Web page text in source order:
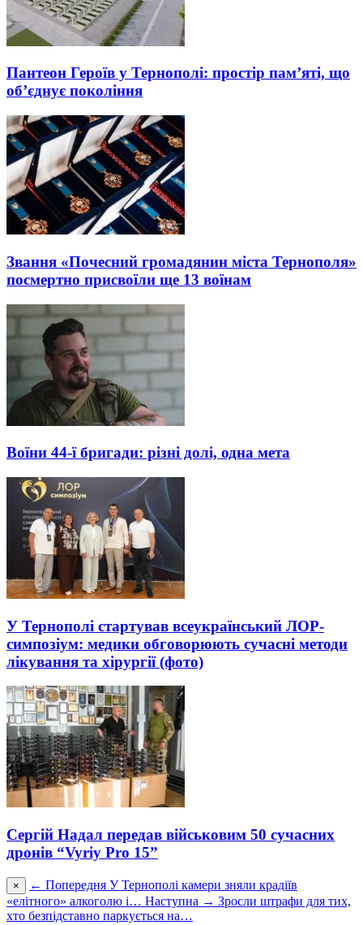
Пантеон Героїв у Тернополі: простір пам’яті, що
об’єднує покоління
Звання «Почесний громадянин міста Тернополя»
посмертно присвоїли ще 13 воїнам
Воїни 44-ї бригади: різні долі, одна мета
У Тернополі стартував всеукраїнський ЛОР-
симпозіум: медики обговорюють сучасні методи
лікування та хірургії (фото)
Сергій Надал передав військовим 50 сучасних
дронів “Vyriy Pro 15”
× ← Попередня У Тернополі камери зняли крадіїв
«елітного» алкоголю і… Наступна → Зросли штрафи для тих,
хто безпідставно паркується на…